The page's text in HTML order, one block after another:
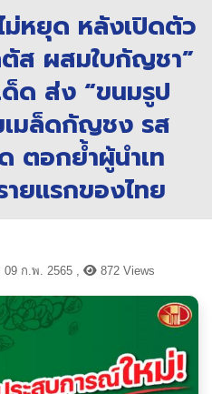
หยุด หลังเปิดตัว
ส ผสมใบกัญชา”
ด็ด ส่ง “ขนมรูป
มล็ดกัญชง รส
ตอกย้ำผู้นำเท
ยแรกของไทย
ก.พ. 2565 , 872 Views